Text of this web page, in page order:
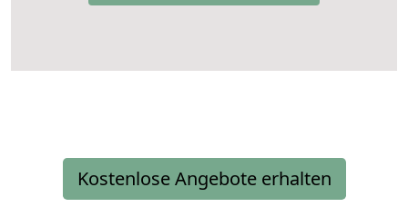
Kostenlose Angebote erhalten